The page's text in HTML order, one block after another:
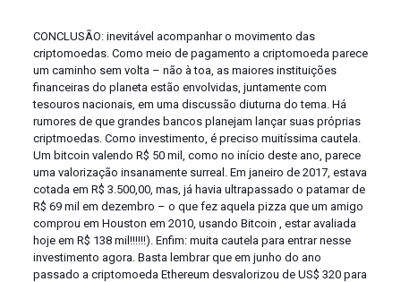
CONCLUSÃO: inevitável acompanhar o movimento das
criptomoedas. Como meio de pagamento a criptomoeda parece
um caminho sem volta – não à toa, as maiores instituições
financeiras do planeta estão envolvidas, juntamente com
tesouros nacionais, em uma discussão diuturna do tema. Há
rumores de que grandes bancos planejam lançar suas próprias
criptmoedas. Como investimento, é preciso muitíssima cautela.
Um bitcoin valendo R$ 50 mil, como no início deste ano, parece
uma valorização insanamente surreal. Em janeiro de 2017, estava
cotada em R$ 3.500,00, mas, já havia ultrapassado o patamar de
R$ 69 mil em dezembro – o que fez aquela pizza que um amigo
comprou em Houston em 2010, usando Bitcoin , estar avaliada
hoje em R$ 138 mil!!!!!!). Enfim: muita cautela para entrar nesse
investimento agora. Basta lembrar que em junho do ano
passado a criptomoeda Ethereum desvalorizou de US$ 320 para